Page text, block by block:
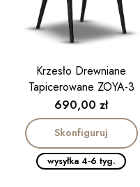
Krzesło Drewniane
Tapicerowane ZOYA-3
Cena
690,00 zł
Skonfiguruj
wysyłka 4-6 tyg.